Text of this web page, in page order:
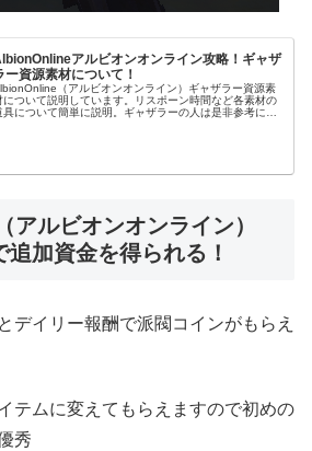
アルビオンオンライン攻略！ギャザ
ー資源素材について！
（アルビオンオンライン）ギャザラー資源素
について説明しています。リスポーン時間など各素材の
具について簡単に説明。ギャザラーの人は是非参考にし
ルビオンオンライン）
加資金を得られる！
デイリー報酬で派閥コインがもらえ
テムに変えてもらえますので初めの
秀